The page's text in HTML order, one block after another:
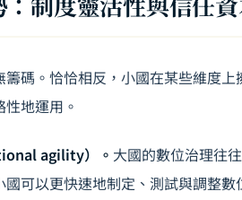
碼。恰恰相反，小國在某些維度
地運用。
agility）。 大國的數位治理往
可以更快速地制定、測試與調整